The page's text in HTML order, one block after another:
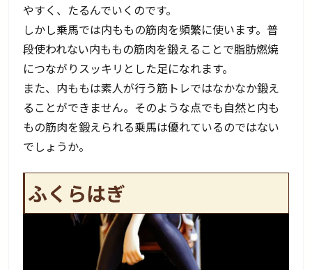
やすく、たるんでいくのです。
しかし乗馬では内ももの筋肉を頻繁に使います。普
段使われない内ももの筋肉を鍛えることで脂肪燃焼
につながりスッキリとした足になれます。
また、内ももは素人が行う筋トレではなかなか鍛え
ることができません。そのような点でも自然と内も
もの筋肉を鍛えられる乗馬は優れているのではない
でしょうか。
ふくらはぎ